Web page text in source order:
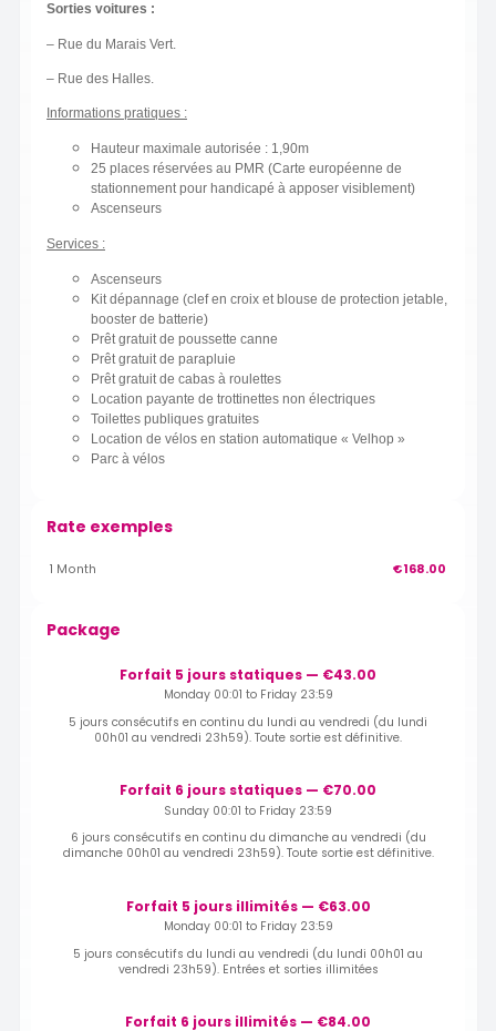
Sorties voitures :
– Rue du Marais Vert.
– Rue des Halles.
Informations pratiques :
Hauteur maximale autorisée : 1,90m
25 places réservées au PMR (Carte européenne de
stationnement pour handicapé à apposer visiblement)
Ascenseurs
Services :
Ascenseurs
Kit dépannage (clef en croix et blouse de protection jetable,
booster de batterie)
Prêt gratuit de poussette canne
Prêt gratuit de parapluie
Prêt gratuit de cabas à roulettes
Location payante de trottinettes non électriques
Toilettes publiques gratuites
Location de vélos en station automatique « Velhop »
Parc à vélos
Rate exemples
1 Month €168.00
Package
Forfait 5 jours statiques — €43.00
Monday 00:01 to Friday 23:59
5 jours consécutifs en continu du lundi au vendredi (du lundi
00h01 au vendredi 23h59). Toute sortie est définitive.
Forfait 6 jours statiques — €70.00
Sunday 00:01 to Friday 23:59
6 jours consécutifs en continu du dimanche au vendredi (du
dimanche 00h01 au vendredi 23h59). Toute sortie est définitive.
Forfait 5 jours illimités — €63.00
Monday 00:01 to Friday 23:59
5 jours consécutifs du lundi au vendredi (du lundi 00h01 au
vendredi 23h59). Entrées et sorties illimitées
Forfait 6 jours illimités — €84.00